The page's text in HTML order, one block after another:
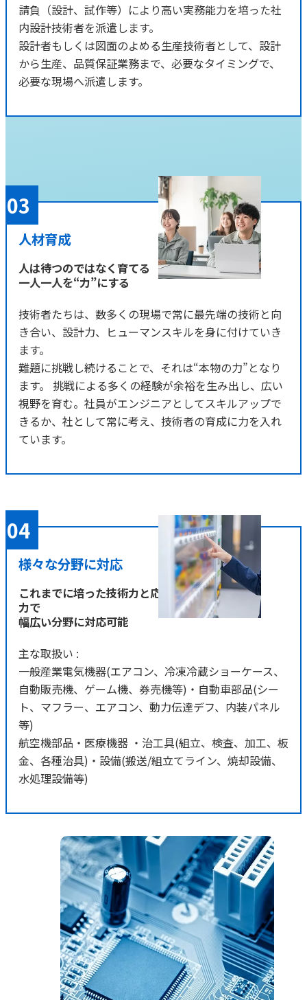
請負（設計、試作等）により高い実務能力を培った社
内設計技術者を派遣します。
設計者もしくは図面のよめる生産技術者として、設計
から生産、品質保証業務まで、必要なタイミングで、
必要な現場へ派遣します。
人材育成
人は待つのではなく育てる
一人一人を“力”にする
技術者たちは、数多くの現場で常に最先端の技術と向
き合い、設計力、ヒューマンスキルを身に付けていき
ます。
難題に挑戦し続けることで、それは“本物の力”となり
ます。 挑戦による多くの経験が余裕を生み出し、広い
視野を育む。社員がエンジニアとしてスキルアップで
きるか、社として常に考え、技術者の育成に力を入れ
ています。
様々な分野に対応
これまでに培った技術力と応用
力で
幅広い分野に対応可能
主な取扱い :
一般産業電気機器(エアコン、冷凍冷蔵ショーケース、
自動販売機、ゲーム機、券売機等)・自動車部品(シー
ト、マフラー、エアコン、動力伝達デフ、内装パネル
等)
航空機部品・医療機器 ・治工具(組立、検査、加工、板
金、各種治具)・設備(搬送/組立てライン、焼却設備、
水処理設備等)